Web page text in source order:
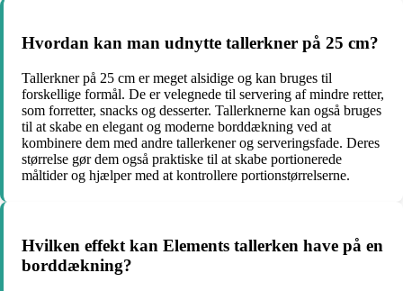
Hvordan kan man udnytte tallerkner på 25 cm?
Tallerkner på 25 cm er meget alsidige og kan bruges til
forskellige formål. De er velegnede til servering af mindre retter,
som forretter, snacks og desserter. Tallerknerne kan også bruges
til at skabe en elegant og moderne borddækning ved at
kombinere dem med andre tallerkener og serveringsfade. Deres
størrelse gør dem også praktiske til at skabe portionerede
måltider og hjælper med at kontrollere portionstørrelserne.
Hvilken effekt kan Elements tallerken have på en
borddækning?